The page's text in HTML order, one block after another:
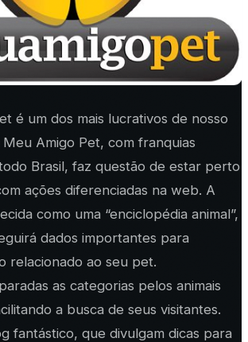
é um dos mais lucrativos de nosso
Amigo Pet, com franquias
Brasil, faz questão de estar perto
ações diferenciadas na web. A
como uma “enciclopédia animal”,
dados importantes para
relacionado ao seu pet.
as categorias pelos animais
a busca de seus visitantes.
fantástico, que divulgam dicas para